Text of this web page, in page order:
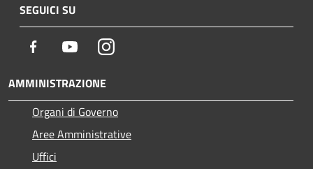
SEGUICI SU
Facebook YoutubeInstagram
AMMINISTRAZIONE
Organi di Governo
Aree Amministrative
Uffici